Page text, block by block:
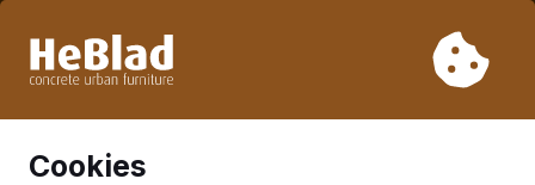
Woche 33 nicht. Bitte berücksichtigen Sie daher längere
Cookies